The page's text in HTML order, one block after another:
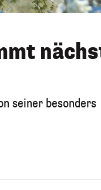
seiner besonders